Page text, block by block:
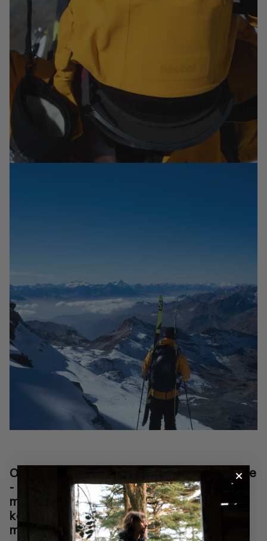
Outdoor nørder med passion for bjergene
- vi skabte Arctic Outdoor, fordi vi
manglede et dansk brand, der forenede
kompromisløs kvalitet med friluftsliv –
med fuld kontrol over værdikæden og et